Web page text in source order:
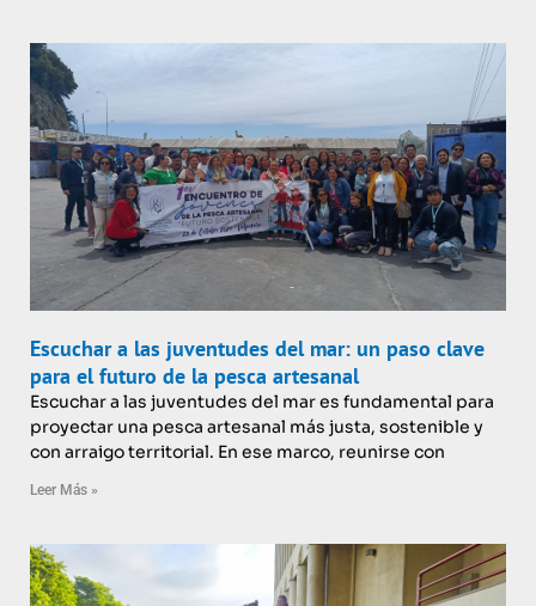
Escuchar a las juventudes del mar: un paso clave
para el futuro de la pesca artesanal
Escuchar a las juventudes del mar es fundamental para
proyectar una pesca artesanal más justa, sostenible y
con arraigo territorial. En ese marco, reunirse con
Leer Más »